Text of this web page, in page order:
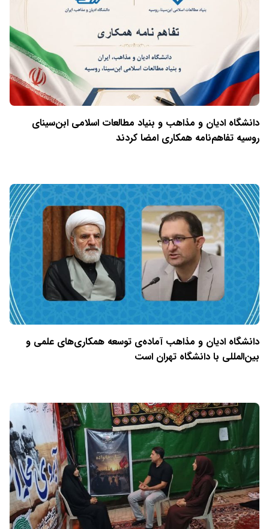
دانشگاه ادیان و مذاهب و بنیاد مطالعات اسلامی ابن‌سینای
روسیه تفاهم‌نامه همکاری امضا کردند
دانشگاه ادیان و مذاهب آماده‌ی توسعه همکاری‌های علمی و
بین‌المللی با دانشگاه تهران است